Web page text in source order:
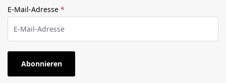
E-Mail-Adresse *
Abonnieren